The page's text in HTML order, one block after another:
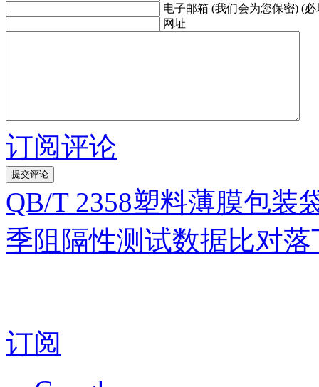
电子邮箱 (我们会为您保密) (必
网址
订阅评论
QB/T 2358塑料薄膜包装
季阻隔性测试数据比对
订阅